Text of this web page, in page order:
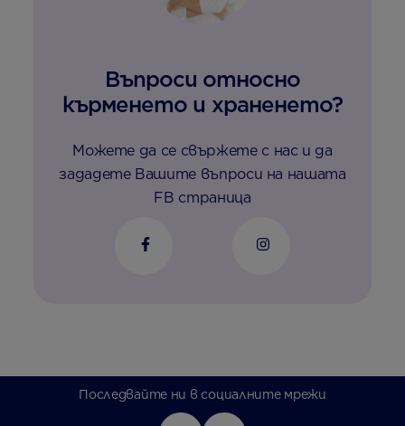
Въпроси относно
кърменето и храненето?
Можете да се свържете с нас и да
зададете Вашите въпроси на нашата
FB страница
Последвайте ни в социалните мрежи